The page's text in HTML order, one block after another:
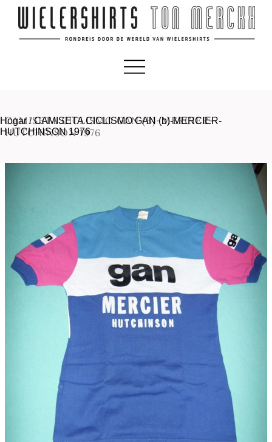
CAMISETA CICLISMO GAN (B)-MERCIER-
HUTCHINSON 1976
Hogar/CAMISETA CICLISMO GAN (b)-MERCIER-
HUTCHINSON 1976